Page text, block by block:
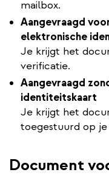
mailbox.
Aangevraagd
elektronische
Je krijgt het
verificatie.
Aangevraagd
identiteitskaart
Je krijgt het
toegestuurd op
Document